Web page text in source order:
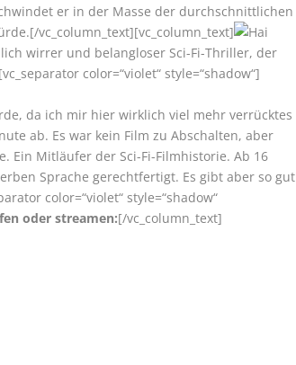
er in der Masse der durchschnittlichen
vc_column_text][vc_column_text]
wirrer und belangloser Sci-Fi-Thriller, der
color=“violet“ style=“shadow“]
da ich mir hier wirklich viel mehr verrücktes
ab. Es war kein Film zu Abschalten, aber
Ein Mitläufer der Sci-Fi-Filmhistorie. Ab 16
Sprache gerechtfertigt. Es gibt aber so gut
color=“violet“ style=“shadow“
oder streamen:[/vc_column_text]